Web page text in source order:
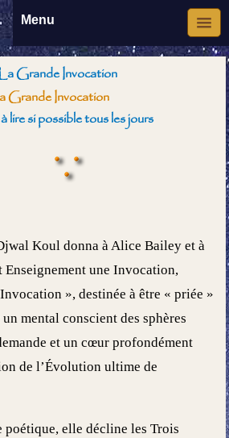
Menu
Grande Invocation
Grande Invocation
lire si possible tous les jours
Koul donna à Alice Bailey et à
une Invocation,
», destinée à être « priée »
mental conscient des sphères
et un cœur profondément
de l’Évolution ultime de
poétique, elle décline les Trois